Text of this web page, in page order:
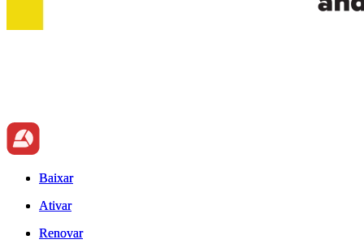
Baixar
Ativar
Renovar
Baixar
Ativar
Renovar